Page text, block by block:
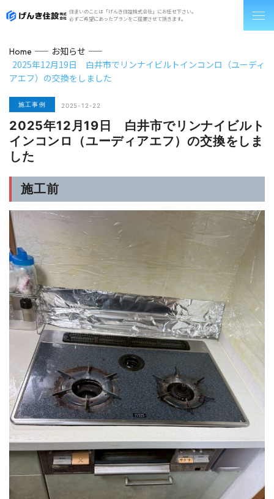
住まいのことは「げんき住設株式会社」にお任せ下さい。
必ずご希望にあったプランをご提案させて頂きます。
Home
お知らせ
2025年12月19日 白井市でリンナイビルトインコンロ（ユーディ
アエフ）の交換をしました
施工事例 2025-12-22
2025年12月19日 白井市でリンナイビルト
インコンロ（ユーディアエフ）の交換をしま
した
施工前